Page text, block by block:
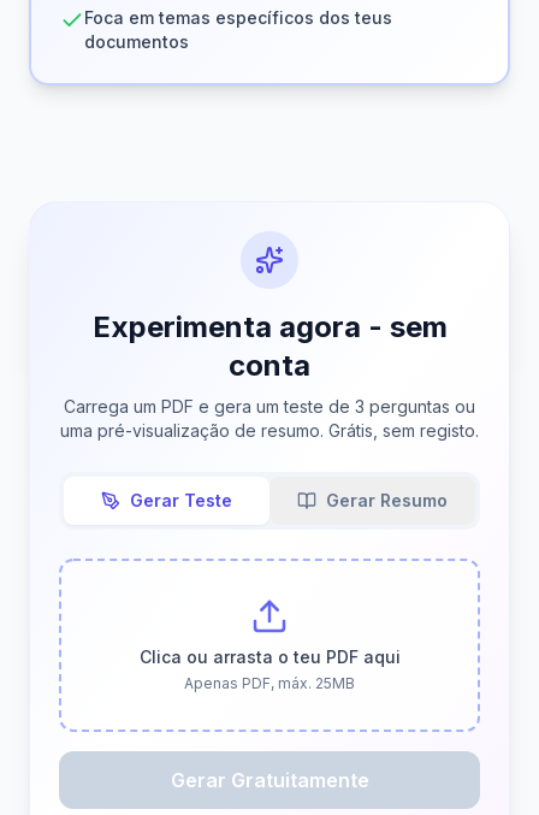
Foca em temas específicos dos teus
documentos
Experimenta agora - sem
conta
Carrega um PDF e gera um teste de 3 perguntas ou
uma pré-visualização de resumo. Grátis, sem registo.
Gerar Teste Gerar Resumo
Clica ou arrasta o teu PDF aqui
Apenas PDF, máx. 25MB
Gerar Gratuitamente